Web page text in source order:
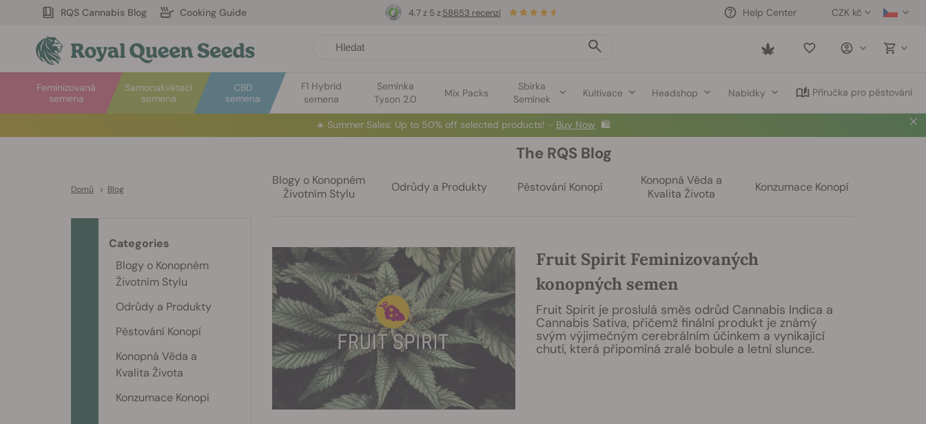
RQS Cannabis Blog Cooking Guide CZK kč
Help Center
Saved
Samonakvétací
semena
Feminizovaná
semena
CBD
semena
F1 Hybrid
semena
Semínka
Tyson 2.0
Mix Packs
Sbírka
Semínek
Kultivace Headshop Nabídky Příručka pro pěstování
4.7 z 5 z 58653 recenzí
☀️ Summer Sales: Up to 50% off selected products! ⏤ Buy Now 🛍️
Domů > Blog
The RQS Blog
Blogy o Konopném
Životním Stylu
Odrůdy a Produkty Pěstování Konopí
Konopná Věda a
Kvalita Života
Konzumace Konopí
Fruit Spirit Feminizovaných
konopných semen
Fruit Spirit je proslulá směs odrůd Cannabis Indica a
Cannabis Sativa, přičemž finální produkt je známý
svým výjimečným cerebrálním účinkem a vynikající
chutí, která připomíná zralé bobule a letní slunce.
Categories
Blogy o Konopném
Životním Stylu
Odrůdy a Produkty
Pěstování Konopí
Konopná Věda a
Kvalita Života
Konzumace Konopí